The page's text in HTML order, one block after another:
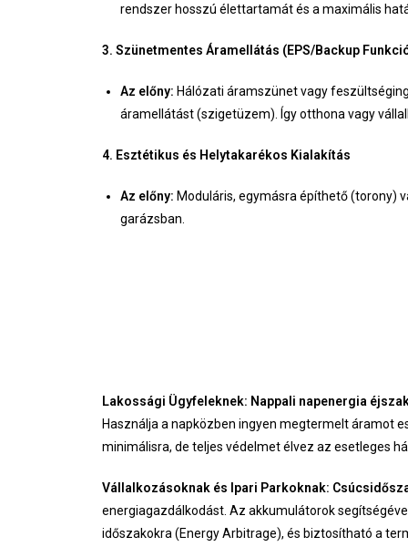
rendszer hosszú élettartamát és a maximális
3. Szünetmentes Áramellátás (EPS/Backup
Az előny: Hálózati áramszünet vagy
áramellátást (szigetüzem). Így otthona vagy
4. Esztétikus és Helytakarékos Kialakítás
Az előny: Moduláris, egymásra építhető (torony)
garázsban.
Lakossági Ügyfeleknek: Nappali napenergia
Használja a napközben ingyen megtermelt áramot
minimálisra, de teljes védelmet élvez az esetleges
Vállalkozásoknak és Ipari Parkoknak:
energiagazdálkodást. Az akkumulátorok
időszakokra (Energy Arbitrage), és biztosítható a